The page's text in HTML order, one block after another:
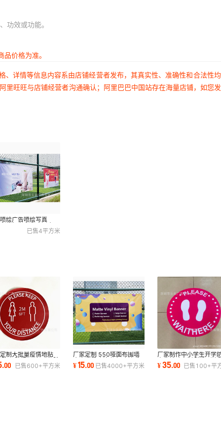
功效或功能。
价格为准。
详情等信息内容系由店铺经营者发布，其真实性、准确性和合法性
旺旺与店铺经营者沟通确认；阿里巴巴中国站存在海量店铺，如您
绘广告喷绘写真
外活动背景
已售4平方米
制大批量疫情地贴
防晒 防滑 耐磨 可移除
引
.00 已售600+平方米
厂家定制 550哑面布围墙
会议背景喷绘 桁架喷绘 大
型广告招牌
¥15.00 已售4000+平方米
厂家制作中小学生开学
宣传地贴定制 防水耐磨
控标语地贴
¥35.00 已售 100+平